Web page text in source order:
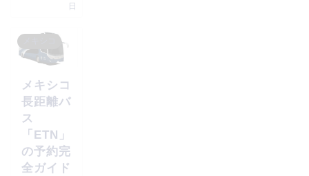
日
メキシコ
長距離バ
ス
「ETN」
の予約完
全ガイド